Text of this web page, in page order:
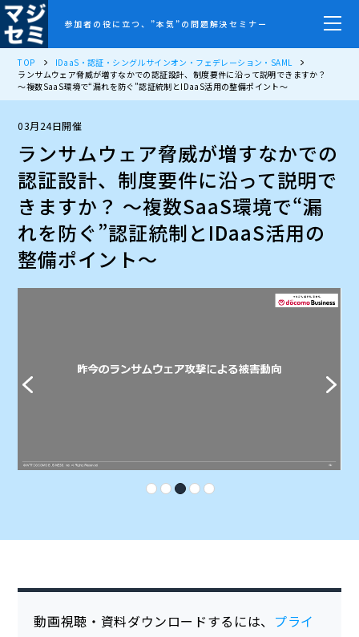
参加者の役に立つ、”本気”の問題解決セミナー
TOP
IDaaS・認証・シングルサインオン・フェデレーション・SAML
ランサムウェア脅威が増すなかでの認証設計、制度要件に沿って説明できますか？
～複数SaaS環境で“漏れを防ぐ”認証統制とIDaaS活用の整備ポイント～
03月24日開催
ランサムウェア脅威が増すなかでの
認証設計、制度要件に沿って説明で
きますか？ ～複数SaaS環境で“漏
れを防ぐ”認証統制とIDaaS活用の
整備ポイント～
動画視聴・資料ダウンロードするには、 プライ